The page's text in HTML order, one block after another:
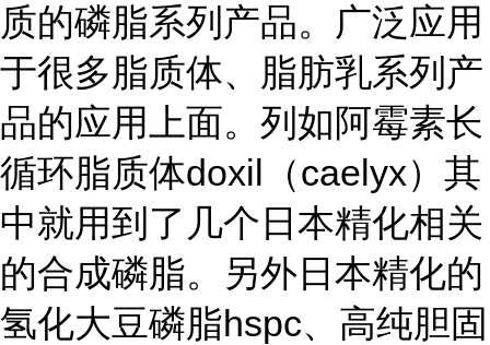
质的磷脂系列产品。广泛应用
于很多脂质体、脂肪乳系列产
品的应用上面。列如阿霉素长
循环脂质体doxil （caelyx）其
中就用到了几个日本精化相关
的合成磷脂。另外日本精化的
氢化大豆磷脂hspc、高纯胆固